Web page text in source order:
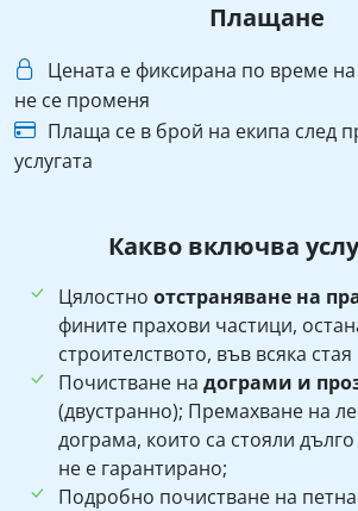
Плащане
Цената е фиксирана по време
не се променя
Плаща се в брой на екипа след
услугата
Какво включва
Цялостно отстраняване на
фините прахови частици,
строителството, във всяка
Почистване на дограми и
(двустранно); Премахване на
дограма, които са стояли
не е гарантирано;
Подробно почистване на